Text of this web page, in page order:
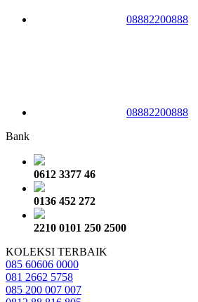
08882200888
08882200888
Bank
0612 3377 46
0136 452 272
2210 0101 250 2500
KOLEKSI TERBAIK
085 60606 0000
081 2662 5758
085 200 007 007